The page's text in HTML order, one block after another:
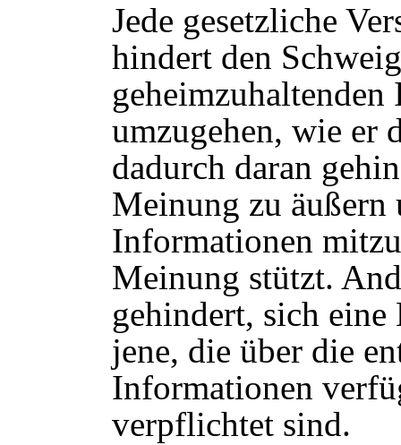
Jede gesetzliche
hindert den
umzugehen, wie er
dadurch daran
Meinung zu äußern
Informationen
Meinung stützt.
gehindert, sich
jene, die über die
Informationen
verpflichtet sind.